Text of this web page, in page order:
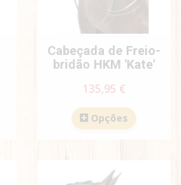
Cabeçada de Freio-
bridão HKM 'Kate'
135,95 €
Opções